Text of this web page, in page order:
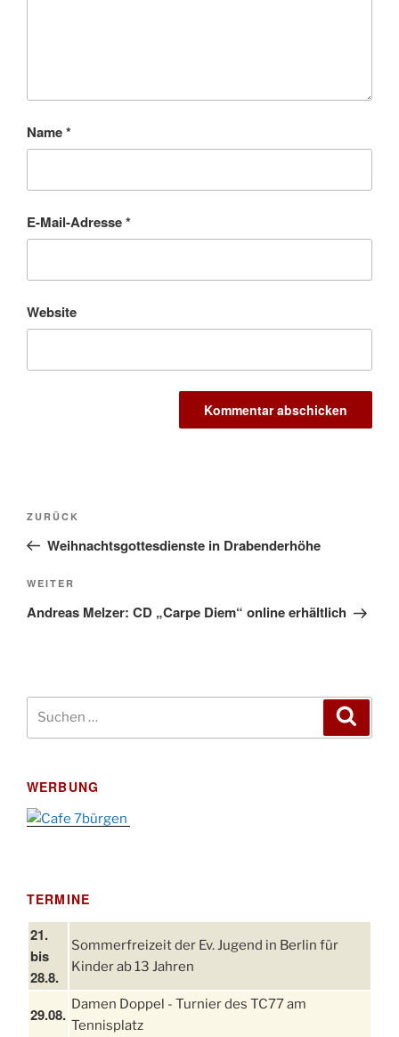
Name*
E-Mail-Adresse*
Website
Beitragsnavigation
Vorheriger
Beitrag
ZURÜCK
Weihnachtsgottesdienste in Drabenderhöhe
Nächster
Beitrag
WEITER
Andreas Melzer: CD „Carpe Diem“ online erhältlich
Suchen
nach:
WERBUNG
TERMINE
21.
bis
28.8.
Sommerfreizeit der Ev. Jugend in Berlin für
Kinder ab 13 Jahren
29.08.
Damen Doppel - Turnier des TC77 am
Tennisplatz